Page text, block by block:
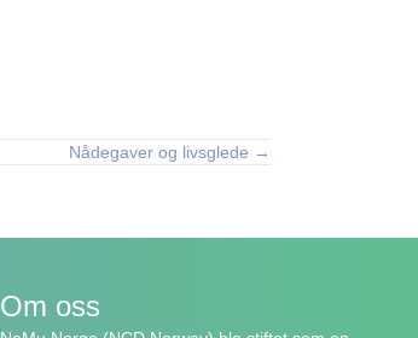
Nådegaver og livsglede →
Om oss